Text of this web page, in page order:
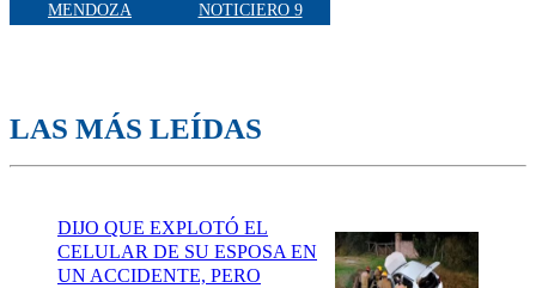
MENDOZA
NOTICIERO 9
LAS MÁS LEÍDAS
DIJO QUE EXPLOTÓ EL
CELULAR DE SU ESPOSA EN
UN ACCIDENTE, PERO